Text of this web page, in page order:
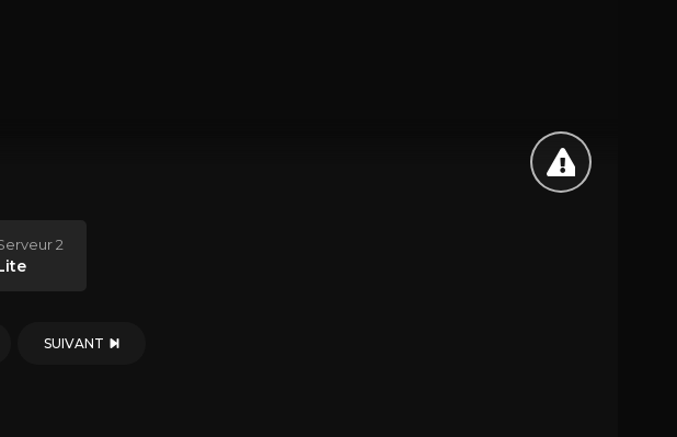
2
SUIVANT